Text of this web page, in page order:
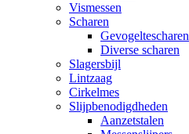
Vismessen
Scharen
Gevogeltescharen
Diverse scharen
Slagersbijl
Lintzaag
Cirkelmes
Slijpbenodigdheden
Aanzetstalen